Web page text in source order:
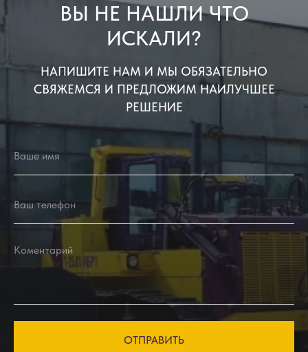
ВЫ НЕ НАШЛИ ЧТО
ИСКАЛИ?
НАПИШИТЕ НАМ И МЫ ОБЯЗАТЕЛЬНО
СВЯЖЕМСЯ И ПРЕДЛОЖИМ НАИЛУЧШЕЕ
РЕШЕНИЕ
ОТПРАВИТЬ